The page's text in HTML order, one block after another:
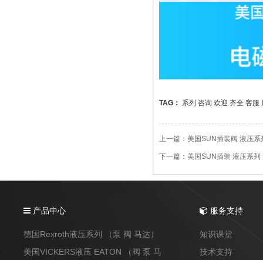
TAG： 系列 咨询 欢迎 齐全 客服
上一篇： 美国SUN插装阀 液压
下一篇： 美国SUN插装 液压系
产品中心
德国Rexroth液压系列 （泵 阀 马达）
美国VICKERS液压 EATON （阀 泵 马
服务支持
知识课堂
技术支持